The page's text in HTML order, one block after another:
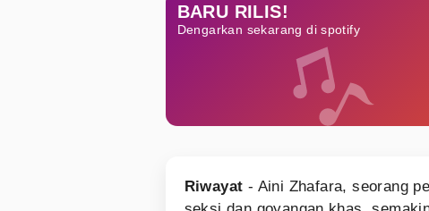
BARU RILIS!
Dengarkan sekarang di spotify
Riwayat - Aini Zhafara, seorang